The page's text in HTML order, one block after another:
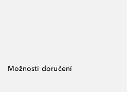
Možnosti doručení